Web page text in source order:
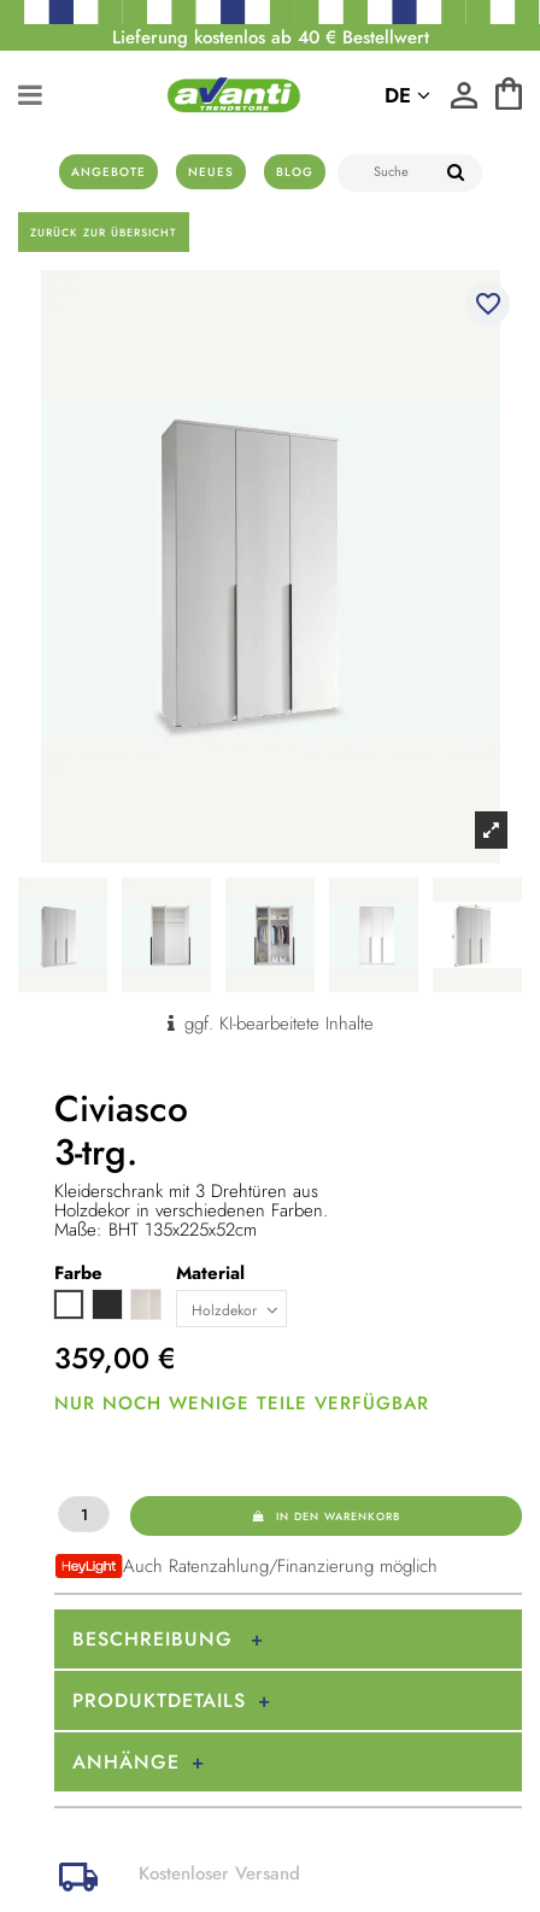
Lieferung kostenlos ab 40 € Bestellwert
ANGEBOTE NEUES BLOG
DE
ZURÜCK ZUR ÜBERSICHT
favorite_border
ggf. KI-bearbeitete Inhalte
Civiasco
3-trg.
Kleiderschrank mit 3 Drehtüren aus
Holzdekor in verschiedenen Farben.
Maße: BHT 135x225x52cm
Farbe
Kaschmier
Material
359,00 €
NUR NOCH WENIGE TEILE VERFÜGBAR
IN DEN WARENKORB
Auch Ratenzahlung/Finanzierung möglich
BESCHREIBUNG
PRODUKTDETAILS
ANHÄNGE
Kostenloser Versand